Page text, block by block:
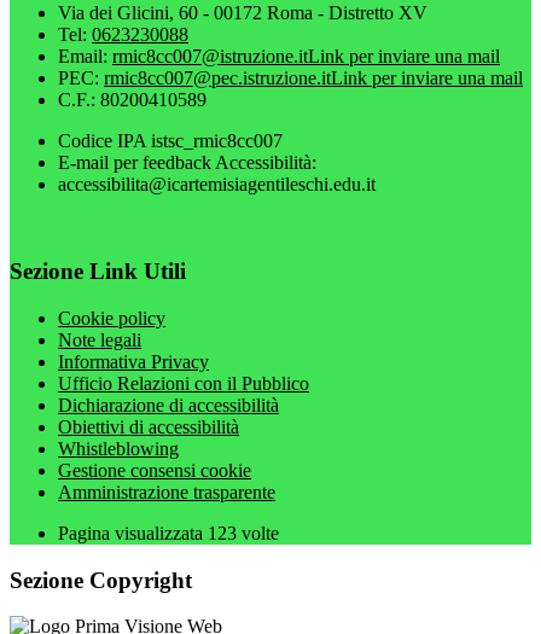
Via dei Glicini, 60 - 00172 Roma - Distretto XV
Tel: 0623230088
Email: rmic8cc007@istruzione.itLink per inviare una mail
PEC: rmic8cc007@pec.istruzione.itLink per inviare una mail
C.F.: 80200410589
Codice IPA istsc_rmic8cc007
E-mail per feedback Accessibilità:
accessibilita@icartemisiagentileschi.edu.it
Sezione Link Utili
Cookie policy
Note legali
Informativa Privacy
Ufficio Relazioni con il Pubblico
Dichiarazione di accessibilità
Obiettivi di accessibilità
Whistleblowing
Gestione consensi cookie
Amministrazione trasparente
Pagina visualizzata 123 volte
Sezione Copyright